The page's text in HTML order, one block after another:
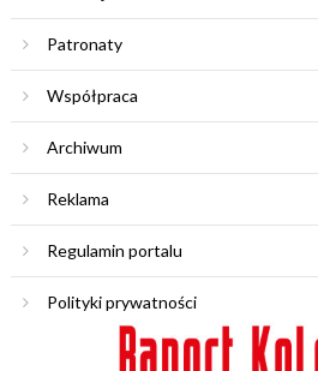
Patronaty
Współpraca
Archiwum
Reklama
Regulamin portalu
Polityki prywatności